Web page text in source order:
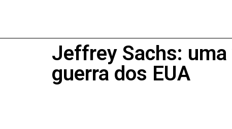
Jeffrey Sachs:
guerra dos EUA